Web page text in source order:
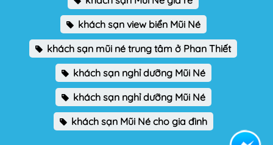
khách sạn view biển Mũi Né
khách sạn mũi né trung tâm ở Phan Thiết
khách sạn nghỉ dưỡng Mũi Né
khách sạn nghỉ dưỡng Mũi Né
khách sạn Mũi Né cho gia đình